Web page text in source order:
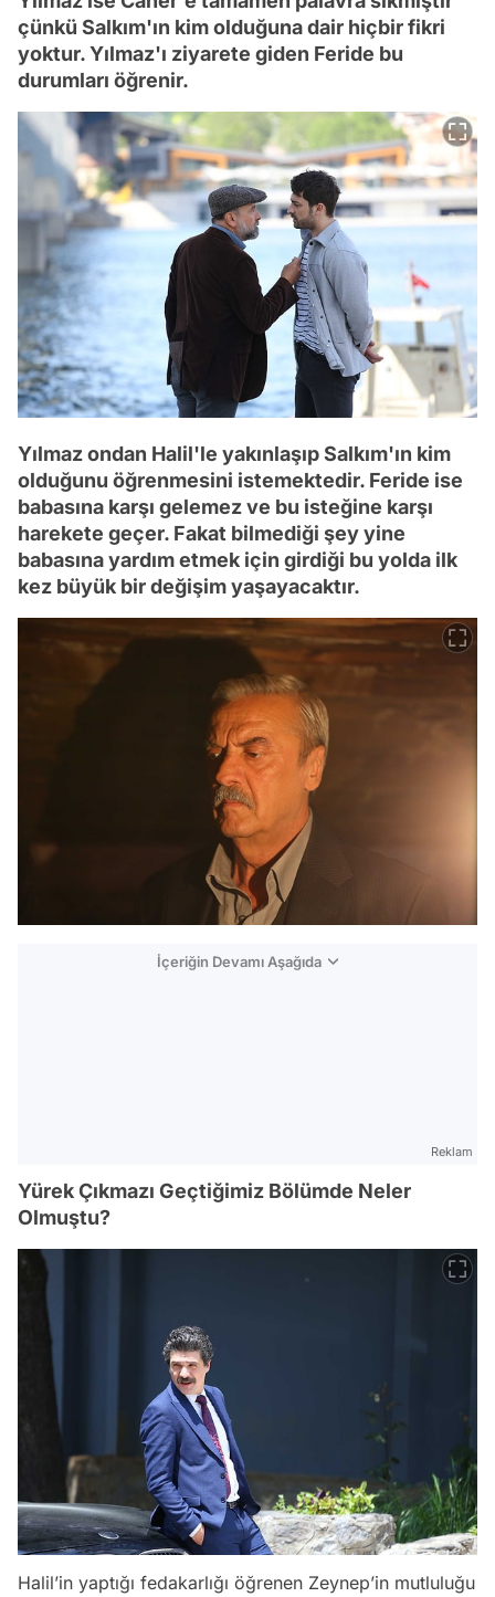
çünkü Salkım'ın kim olduğuna dair hiçbir fikri
yoktur. Yılmaz'ı ziyarete giden Feride bu
durumları öğrenir.
Yılmaz ondan Halil'le yakınlaşıp Salkım'ın kim
olduğunu öğrenmesini istemektedir. Feride ise
babasına karşı gelemez ve bu isteğine karşı
harekete geçer. Fakat bilmediği şey yine
babasına yardım etmek için girdiği bu yolda ilk
kez büyük bir değişim yaşayacaktır.
İçeriğin Devamı Aşağıda
Reklam
Yürek Çıkmazı Geçtiğimiz Bölümde Neler
Olmuştu?
Halil’in yaptığı fedakarlığı öğrenen Zeynep’in mutluluğu